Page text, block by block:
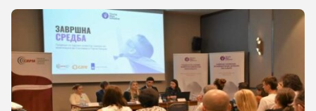
potrebi postojanaj samog programa u cilju suzbijanja
rodnih stereotipa i prevencije rodno […]